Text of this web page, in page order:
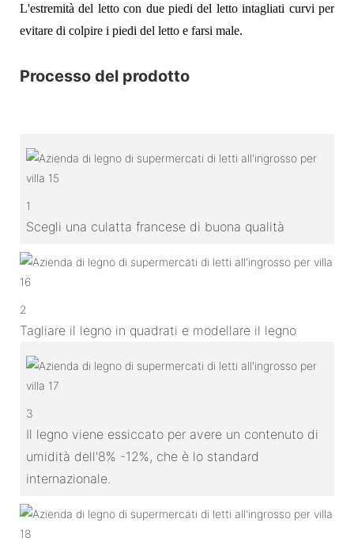
L'estremità del letto con due piedi del letto intagliati curvi per
evitare di colpire i piedi del letto e farsi male.
Processo del prodotto
1
Scegli una culatta francese di buona qualità
2
Tagliare il legno in quadrati e modellare il legno
3
Il legno viene essiccato per avere un contenuto di
umidità dell'8% -12%, che è lo standard
internazionale.